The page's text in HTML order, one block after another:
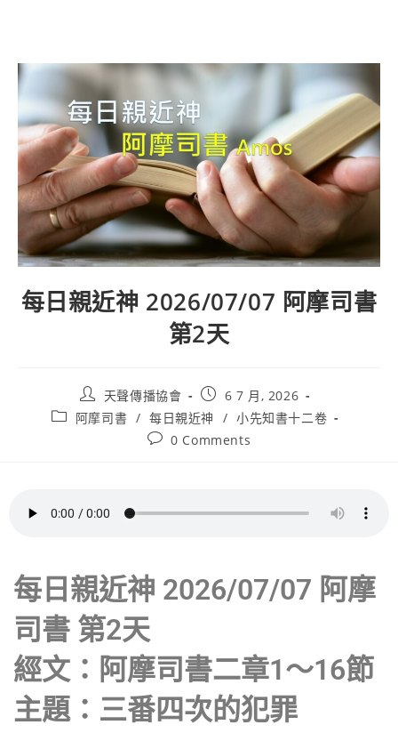
每日親近神 2026/07/07 阿摩司書
第2天
天聲傳播協會
6 7 月, 2026
阿摩司書 / 每日親近神 / 小先知書十二卷
0 Comments
每日親近神 2026/07/07 阿摩
司書 第2天
經文：阿摩司書二章1～16節
主題：三番四次的犯罪